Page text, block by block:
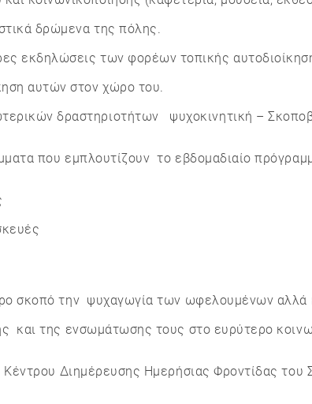
δρώμενα της πόλης.
εκδηλώσεις των φορέων τοπικής
αυτών στον χώρο του.
δραστηριοτήτων ψυχοκινητική –
που εμπλουτίζουν το εβδομαδιαίο
σκοπό την ψυχαγωγία των ωφελουμένων αλλά
και της ενσωμάτωσης τους στο ευρύτερο
Κέντρου Διημέρευσης Ημερήσιας Φροντίδας